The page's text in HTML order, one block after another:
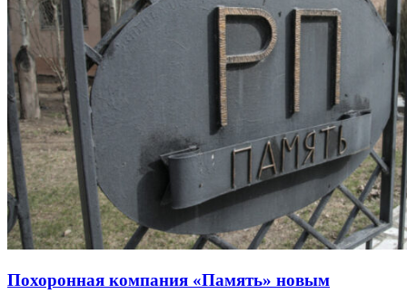
Похоронная компания «Память» новым